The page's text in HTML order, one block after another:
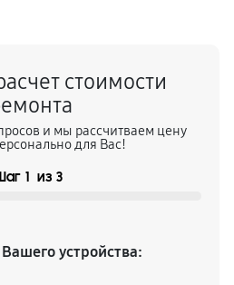
стоимости
и мы рассчитваем цену
для Вас!
1 из 3
устройства: